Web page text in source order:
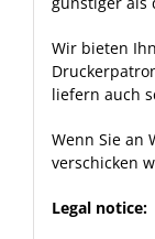
Wir bieten
liefern auch
Wenn Sie an
verschicken
Legal notice: